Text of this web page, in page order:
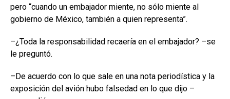
pero “cuando un embajador miente, no sólo miente al
gobierno de México, también a quien representa”.
–¿Toda la responsabilidad recaería en el embajador? –se
le preguntó.
–De acuerdo con lo que sale en una nota periodística y la
exposición del avión hubo falsedad en lo que dijo –